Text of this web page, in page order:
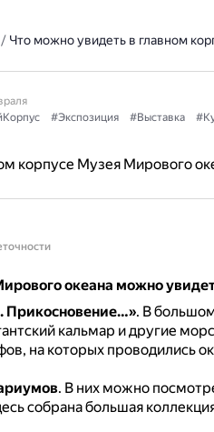
Что можно увидеть в главном
#Экспозиция #Выставка
корпусе Музея Мирового
океана можно
Прикосновение…». В
кальмар и другие
на которых проводились
. В них можно
собрана большая